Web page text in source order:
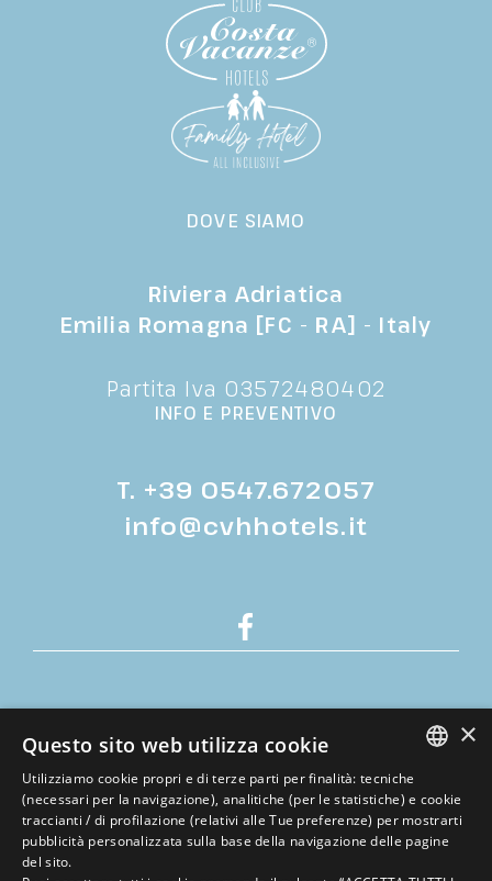
DOVE SIAMO
Riviera Adriatica
Emilia Romagna [FC - RA] - Italy
Partita Iva 03572480402
INFO E PREVENTIVO
T. +39 0547.672057
info@cvhhotels.it
Cookie policy
Privacy policy
Lavora con noi
Rivedi le tue impostazioni sui cookie
Questo sito è protetto da reCAPTCHA e si
ITALIAN
ENGLISH
×
Questo sito web utilizza cookie
Utilizziamo cookie propri e di terze parti per finalità: tecniche
(necessari per la navigazione), analitiche (per le statistiche) e cookie
traccianti / di profilazione (relativi alle Tue preferenze) per mostrarti
pubblicità personalizzata sulla base della navigazione delle pagine
del sito.